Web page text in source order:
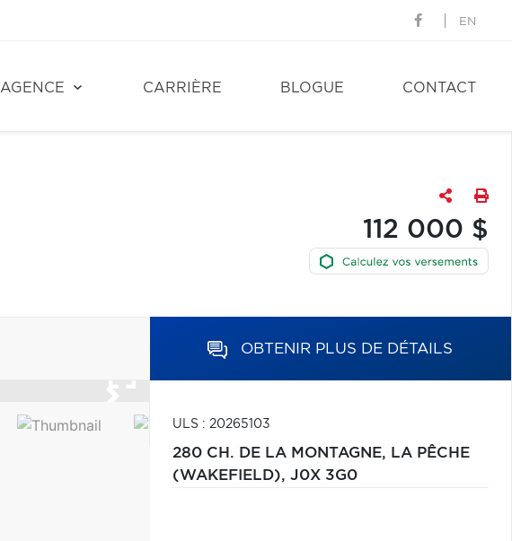
EN
AGENCE CARRIÈRE BLOGUE CONTACT
112 000 $
OBTENIR PLUS DE DÉTAILS
ULS : 20265103
280 CH. DE LA MONTAGNE, LA PÊCHE
(WAKEFIELD), J0X 3G0